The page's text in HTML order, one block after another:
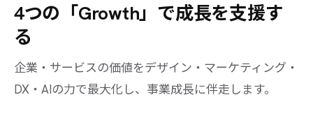
4つの「Growth」で成長を支援す
る
企業・サービスの価値をデザイン・マーケティング・
DX・AIの力で最大化し、事業成長に伴走します。